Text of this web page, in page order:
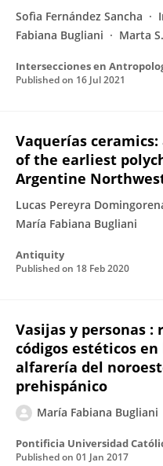
Sofìa Fernández Sancha
Fabiana Bugliani
Marta
Intersecciones en
Published on 16 Jul 2021
Vaquerías
of the earliest
Argentine
Lucas Pereyra
María Fabiana Bugliani
Antiquity
Published on 18 Feb 2020
Vasijas y personas :
códigos estéticos
alfarería del
prehispánico
María Fabiana Bugliani
Pontificia Universidad
Published on 01 Jan 2017